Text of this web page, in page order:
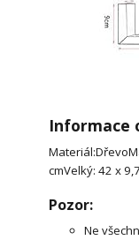
Informace
cmVelký: 42 x
Pozor:
Ne